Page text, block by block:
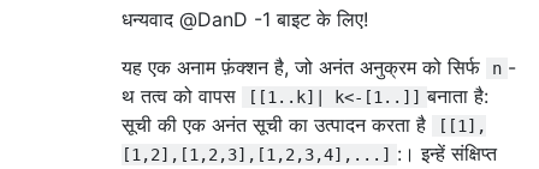
धन्यवाद @DanD -1 बाइट के लिए!
यह एक अनाम फ़ंक्शन है, जो अनंत अनुक्रम को सिर्फ
n -
थ तत्व को वापस
[[1..k]| k<-[1..]] बनाता है:
सूची की एक अनंत सूची का उत्पादन करता है
[[1],
[1,2],[1,2,3],[1,2,3,4],...]
:। इन्हें संक्षिप्त